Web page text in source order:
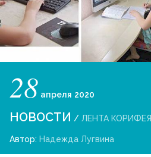
28 апреля 2020
НОВОСТИ / ЛЕНТА КОРИФЕЯ
Автор: Надежда Лугвина